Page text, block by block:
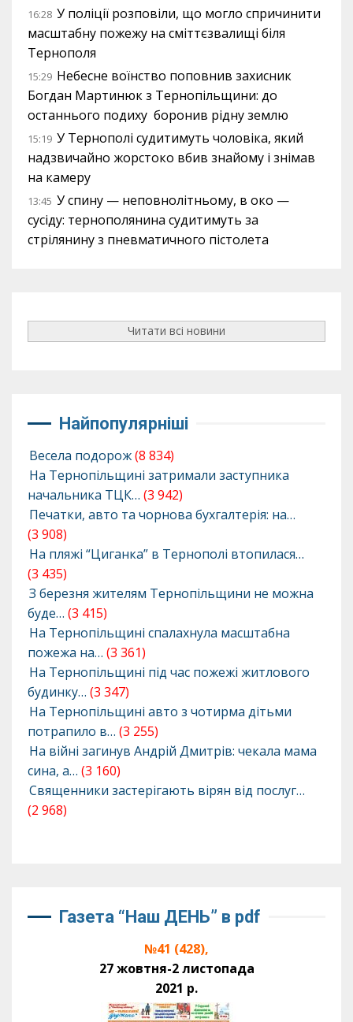
16:28 У поліції розповіли, що могло спричинити
масштабну пожежу на сміттєзвалищі біля
Тернополя
15:29 Небесне воїнство поповнив захисник
Богдан Мартинюк з Тернопільщини: до
останнього подиху боронив рідну землю
15:19 У Тернополі судитимуть чоловіка, який
надзвичайно жорстоко вбив знайому і знімав
на камеру
13:45 У спину — неповнолітньому, в око —
сусіду: тернополянина судитимуть за
стрілянину з пневматичного пістолета
Читати всі новини
Найпопулярніші
Весела подорож(8 834)
На Тернопільщині затримали заступника
начальника ТЦК… (3 942)
Печатки, авто та чорнова бухгалтерія: на…
(3 908)
На пляжі “Циганка” в Тернополі втопилася…
(3 435)
З березня жителям Тернопільщини не можна
буде… (3 415)
На Тернопільщині спалахнула масштабна
пожежа на… (3 361)
На Тернопільщині під час пожежі житлового
будинку… (3 347)
На Тернопільщині авто з чотирма дітьми
потрапило в… (3 255)
На війні загинув Андрій Дмитрів: чекала мама
сина, а… (3 160)
Священники застерігають вірян від послуг…
(2 968)
Газета “Наш ДЕНЬ” в pdf
№41 (428),
27 жовтня-2 листопада
2021 р.